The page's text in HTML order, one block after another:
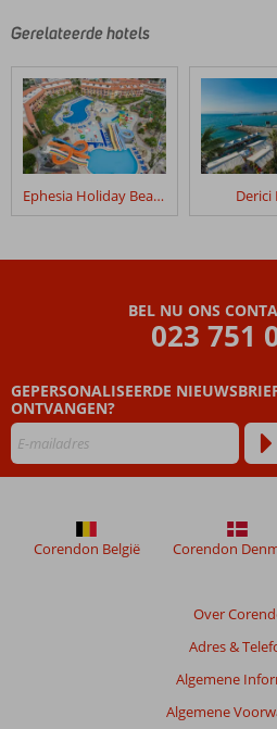
door
klanten
geschreven
na
hun
verblijf
Dabaklar
48
maanden
meer
om
de
Gerelateerde hotels
Ephesia Holiday Beach Club Derici
BEL NU ONS
023 751
GEPERSONALISEERDE
ONTVANGEN?
Over
Adres &
Algemene
Algemene
Corendon België Corendon